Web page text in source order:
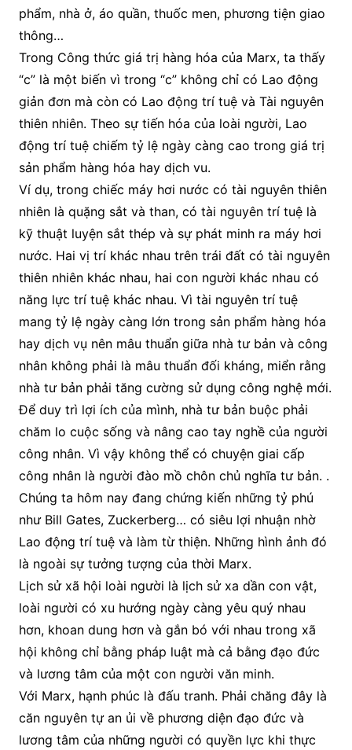
phẩm, nhà ở, áo quần, thuốc men, phương tiện giao
thông…
Trong Công thức giá trị hàng hóa của Marx, ta thấy
“c” là một biến vì trong “c” không chỉ có Lao động
giản đơn mà còn có Lao động trí tuệ và Tài nguyên
thiên nhiên. Theo sự tiến hóa của loài người, Lao
động trí tuệ chiếm tỷ lệ ngày càng cao trong giá trị
sản phẩm hàng hóa hay dịch vu.
Ví dụ, trong chiếc máy hơi nước có tài nguyên thiên
nhiên là quặng sắt và than, có tài nguyên trí tuệ là
kỹ thuật luyện sắt thép và sự phát minh ra máy hơi
nước. Hai vị trí khác nhau trên trái đất có tài nguyên
thiên nhiên khác nhau, hai con người khác nhau có
năng lực trí tuệ khác nhau. Vì tài nguyên trí tuệ
mang tỷ lệ ngày càng lớn trong sản phẩm hàng hóa
hay dịch vụ nên mâu thuẩn giữa nhà tư bản và công
nhân không phải là mâu thuẩn đối kháng, miển rằng
nhà tư bản phải tăng cường sử dụng công nghệ mới.
Để duy trì lợi ích của mình, nhà tư bản buộc phải
chăm lo cuộc sống và nâng cao tay nghề của người
công nhân. Vì vậy không thể có chuyện giai cấp
công nhân là người đào mồ chôn chủ nghĩa tư bản. .
Chúng ta hôm nay đang chứng kiến những tỷ phú
như Bill Gates, Zuckerberg… có siêu lợi nhuận nhờ
Lao động trí tuệ và làm từ thiện. Những hình ảnh đó
là ngoài sự tưởng tượng của thời Marx.
Lịch sử xã hội loài người là lịch sử xa dần con vật,
loài người có xu hướng ngày càng yêu quý nhau
hơn, khoan dung hơn và gắn bó với nhau trong xã
hội không chỉ bằng pháp luật mà cả bằng đạo đức
và lương tâm của một con người văn minh.
Với Marx, hạnh phúc là đấu tranh. Phải chăng đây là
căn nguyên tự an ủi về phương diện đạo đức và
lương tâm của những người có quyền lực khi thực